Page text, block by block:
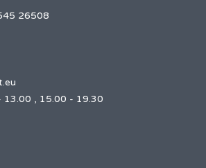
26508
13.00 , 15.00 - 19.30